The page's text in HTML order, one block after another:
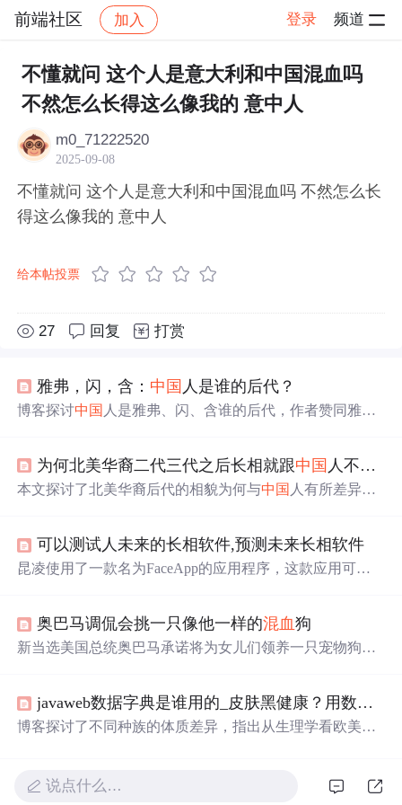
前端社区 加入 登录 频道
社区 前端社区 感慨 帖子详情
不懂就问 这个人是意大利和中国混血吗
不然怎么长得这么像我的 意中人
m0_71222520
2025-09-08
不懂就问 这个人是意大利和中国混血吗 不然怎么长
得这么像我的 意中人
给本帖投票
27 回复 打赏
雅弗，闪，含： 中国 人是谁的后代？
博客探讨中国 人是雅弗、闪、含谁的后代，作者赞同雅弗
新解读，如‘船’字隐含诺亚方舟元素。
为何北美华裔二代三代之后长相就跟中国 人不一样了?
本文探讨了北美华裔后代的相貌为何与中国 人有所差异。
响也是一个重要因素。
可以测试人未来的长相软件,预测未来长相软件
昆凌使用了一款名为FaceApp的应用程序，这款应用可以
她的孩子是否会长得相似。FaceApp能够自动识别照片中
的人脸并提供多种效果，如变性、变老等。
奥巴马调侃会挑一只像他一样的混血狗
新当选美国总统奥巴马承诺将为女儿们领养一只宠物狗，
javaweb数据字典是谁用的_皮肤黑健康？用数据说话，黑人和白人谁身体更好
博客探讨了不同种族的体质差异，指出从生理学看欧美人
种混血 后代肤色及特征变化，强调人类皮肤通常只有一种
说点什么…